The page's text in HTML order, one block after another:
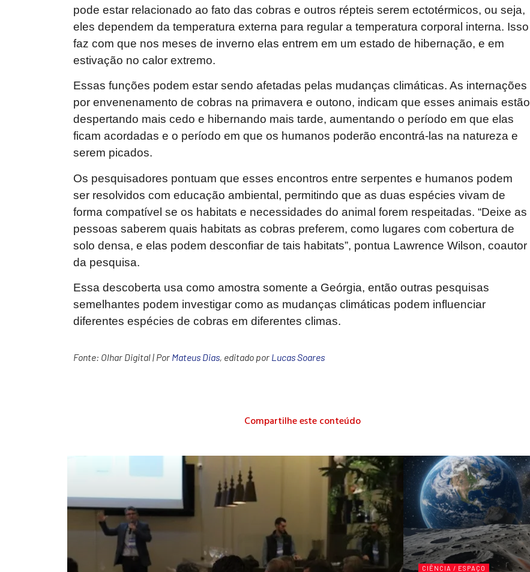
pode estar relacionado ao fato das cobras e outros répteis serem ectotérmicos, ou seja,
eles dependem da temperatura externa para regular a temperatura corporal interna. Isso
faz com que nos meses de inverno elas entrem em um estado de hibernação, e em
estivação no calor extremo.
Essas funções podem estar sendo afetadas pelas mudanças climáticas. As internações
por envenenamento de cobras na primavera e outono, indicam que esses animais estão
despertando mais cedo e hibernando mais tarde, aumentando o período em que elas
ficam acordadas e o período em que os humanos poderão encontrá-las na natureza e
serem picados.
Os pesquisadores pontuam que esses encontros entre serpentes e humanos podem
ser resolvidos com educação ambiental, permitindo que as duas espécies vivam de
forma compatível se os habitats e necessidades do animal forem respeitadas. “Deixe as
pessoas saberem quais habitats as cobras preferem, como lugares com cobertura de
solo densa, e elas podem desconfiar de tais habitats”, pontua Lawrence Wilson, coautor
da pesquisa.
Essa descoberta usa como amostra somente a Geórgia, então outras pesquisas
semelhantes podem investigar como as mudanças climáticas podem influenciar
diferentes espécies de cobras em diferentes climas.
Fonte: Olhar Digital| Por Mateus Dias, editado por Lucas Soares
Compartilhe este conteúdo
CIÊNCIA / ESPAÇO